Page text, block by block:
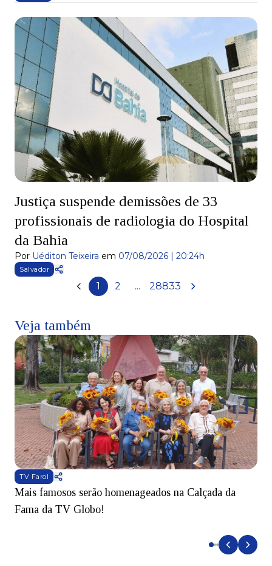
Justiça suspende demissões de 33
profissionais de radiologia do Hospital
da Bahia
Por Uéditon Teixeira em 07/08/2026 | 20:24h
Salvador
1 2 ... 28833
Veja também
TV Farol
Mais famosos serão homenageados na Calçada da
Fama da TV Globo!